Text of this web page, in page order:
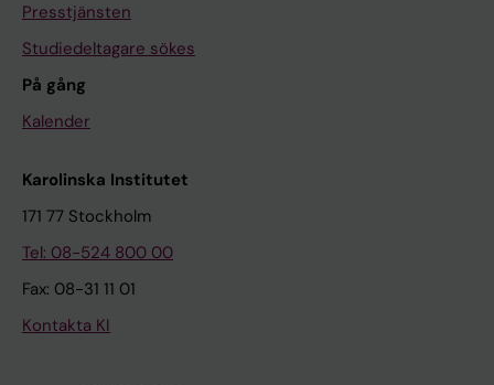
Presstjänsten
Studiedeltagare sökes
På gång
Kalender
Karolinska Institutet
171 77 Stockholm
Tel: 08-524 800 00
Fax: 08-31 11 01
Kontakta KI